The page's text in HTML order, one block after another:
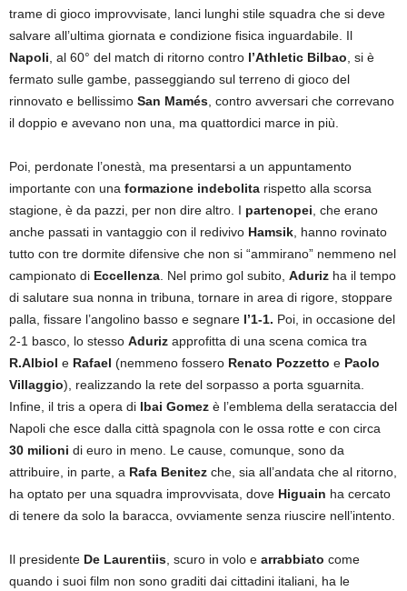
trame di gioco improvvisate, lanci lunghi stile squadra che si deve
salvare all’ultima giornata e condizione fisica inguardabile. Il
Napoli , al 60° del match di ritorno contro l’Athletic Bilbao , si è
fermato sulle gambe, passeggiando sul terreno di gioco del
rinnovato e bellissimo San Mamés , contro avversari che correvano
il doppio e avevano non una, ma quattordici marce in più.
Poi, perdonate l’onestà, ma presentarsi a un appuntamento
importante con una formazione indebolita rispetto alla scorsa
stagione, è da pazzi, per non dire altro. I partenopei , che erano
anche passati in vantaggio con il redivivo Hamsik , hanno rovinato
tutto con tre dormite difensive che non si “ammirano” nemmeno nel
campionato di Eccellenza . Nel primo gol subito, Aduriz ha il tempo
di salutare sua nonna in tribuna, tornare in area di rigore, stoppare
palla, fissare l’angolino basso e segnare l’1-1. Poi, in occasione del
2-1 basco, lo stesso Aduriz approfitta di una scena comica tra
R.Albiol e Rafael (nemmeno fossero Renato Pozzetto e Paolo
Villaggio), realizzando la rete del sorpasso a porta sguarnita.
Infine, il tris a opera di Ibai Gomez è l’emblema della serataccia del
Napoli che esce dalla città spagnola con le ossa rotte e con circa
30 milioni di euro in meno. Le cause, comunque, sono da
attribuire, in parte, a Rafa Benitez che, sia all’andata che al ritorno,
ha optato per una squadra improvvisata, dove Higuain ha cercato
di tenere da solo la baracca, ovviamente senza riuscire nell’intento.
Il presidente De Laurentiis , scuro in volo e arrabbiato come
quando i suoi film non sono graditi dai cittadini italiani, ha le